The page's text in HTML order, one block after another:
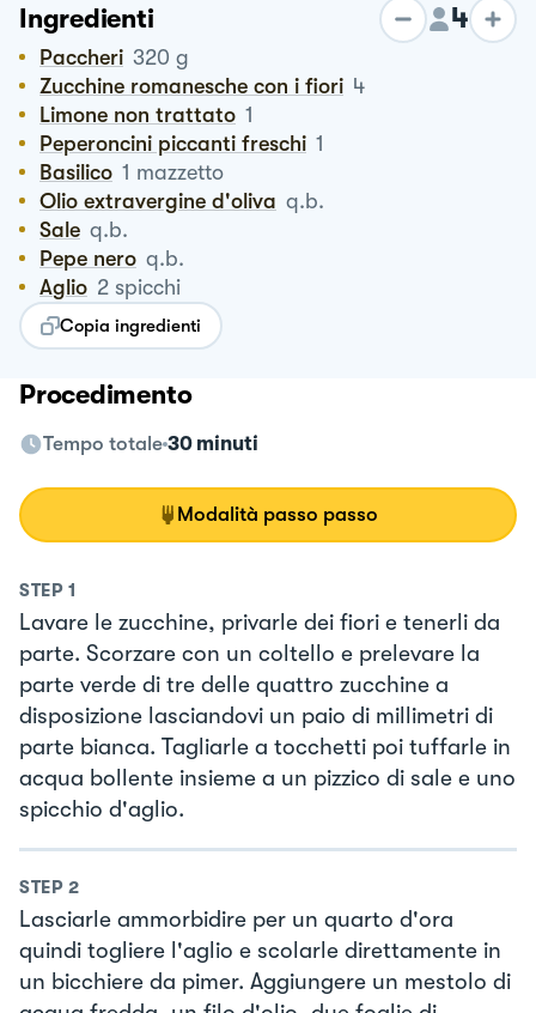
Ingredienti 4
Paccheri 320 g
Zucchine romanesche con i fiori 4
Limone non trattato 1
Peperoncini piccanti freschi 1
Basilico 1 mazzetto
Olio extravergine d'oliva q.b.
Sale q.b.
Pepe nero q.b.
Aglio 2 spicchi
Copia ingredienti
Procedimento
Tempo totale 30 minuti
Modalità passo passo
STEP 1
Lavare le zucchine, privarle dei fiori e tenerli da
parte. Scorzare con un coltello e prelevare la
parte verde di tre delle quattro zucchine a
disposizione lasciandovi un paio di millimetri di
parte bianca. Tagliarle a tocchetti poi tuffarle in
acqua bollente insieme a un pizzico di sale e uno
spicchio d'aglio.
STEP 2
Lasciarle ammorbidire per un quarto d'ora
quindi togliere l'aglio e scolarle direttamente in
un bicchiere da pimer. Aggiungere un mestolo di